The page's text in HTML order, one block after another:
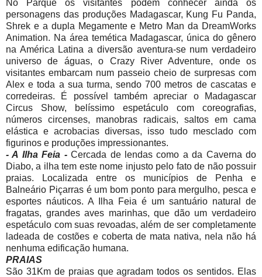
No Parque os visitantes podem conhecer ainda os
personagens das produções Madagascar, Kung Fu Panda,
Shrek e a dupla Megamente e Metro Man da DreamWorks
Animation. Na área temética Madagascar, única do gênero
na América Latina a diversão aventura-se num verdadeiro
universo de águas, o Crazy River Adventure, onde os
visitantes embarcam num passeio cheio de surpresas com
Alex e toda a sua turma, sendo 700 metros de cascatas e
corredeiras. É possível também apreciar o Madagascar
Circus Show, belíssimo espetáculo com coreografias,
números circenses, manobras radicais, saltos em cama
elástica e acrobacias diversas, isso tudo mesclado com
figurinos e produções impressionantes.
- A Ilha Feia -Cercada de lendas como a da Caverna do
Diabo, a ilha tem este nome injusto pelo fato de não possuir
praias. Localizada entre os municípios de Penha e
Balneário Piçarras é um bom ponto para mergulho, pesca e
esportes náuticos. A Ilha Feia é um santuário natural de
fragatas, grandes aves marinhas, que dão um verdadeiro
espetáculo com suas revoadas, além de ser completamente
ladeada de costões e coberta de mata nativa, nela não há
nenhuma edificação humana.
PRAIAS
São 31Km de praias que agradam todos os sentidos. Elas